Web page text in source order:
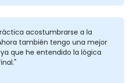
acostumbrarse a la
también tengo una mejor
que he entendido la lógica